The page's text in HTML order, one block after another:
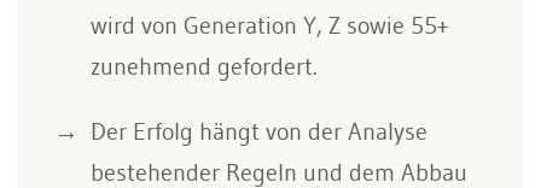
wird von Generation Y, Z sowie 55+
zunehmend gefordert.
Der Erfolg hängt von der Analyse
bestehender Regeln und dem Abbau